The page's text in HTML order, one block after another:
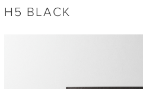
H5 BLACK